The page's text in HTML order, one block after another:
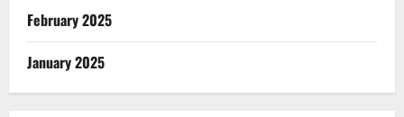
February 2025
January 2025